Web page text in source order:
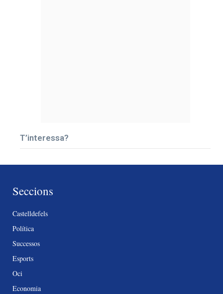
T’interessa?
Seccions
Castelldefels
Política
Successos
Esports
Oci
Economia